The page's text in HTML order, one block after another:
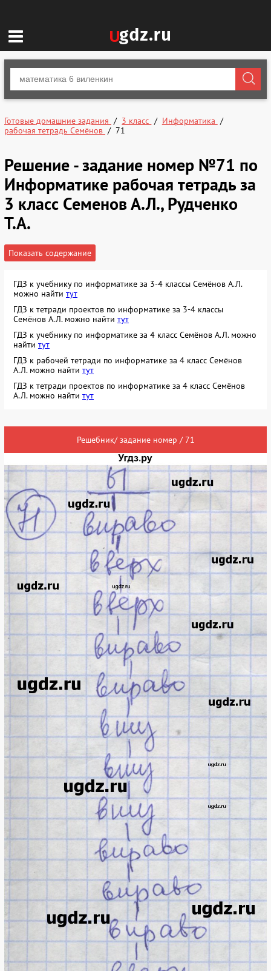
Готовые домашние задания 3 класс
Информатика
рабочая тетрадь Семёнов
71
Решение - задание номер №71 по
Информатике рабочая тетрадь за
3 класс Семенов А.Л., Рудченко
Т.А.
Показать содержание
ГДЗ к учебнику по информатике за 3-4 классы Семёнов А.Л.
можно найти тут
ГДЗ к тетради проектов по информатике за 3-4 классы
Семёнов А.Л. можно найти тут
ГДЗ к учебнику по информатике за 4 класс Семёнов А.Л. можно
найти тут
ГДЗ к рабочей тетради по информатике за 4 класс Семёнов
А.Л. можно найти тут
ГДЗ к тетради проектов по информатике за 4 класс Семёнов
А.Л. можно найти тут
Решебник/ задание номер / 71